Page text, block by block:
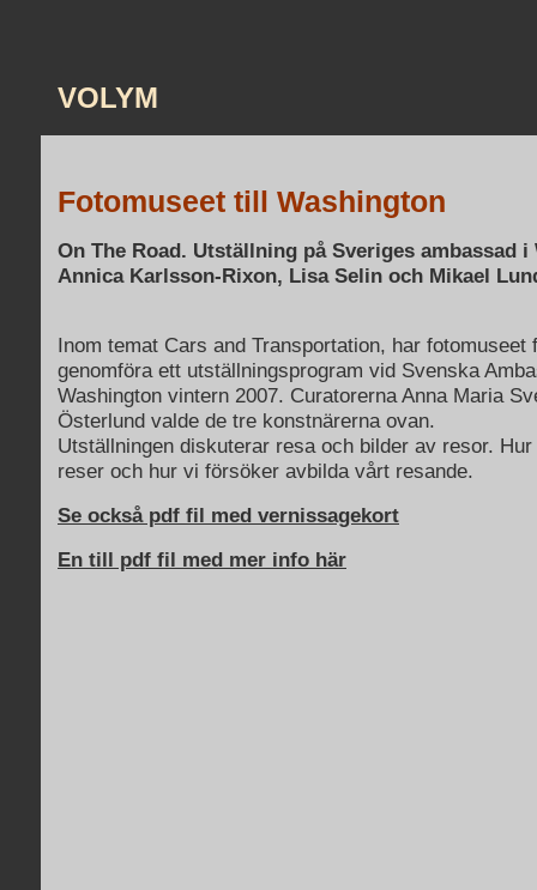
VOLYM
Fotomuseet till Washington
On The Road. Utställning på Sveriges ambassad i
Annica Karlsson-Rixon, Lisa Selin och Mikael
Inom temat Cars and Transportation, har fotomuseet
genomföra ett utställningsprogram vid Svenska
Washington vintern 2007. Curatorerna Anna Maria
Österlund valde de tre konstnärerna ovan.
Utställningen diskuterar resa och bilder av resor.
reser och hur vi försöker avbilda vårt resande.
Se också pdf fil med vernissagekort
En till pdf fil med mer info här